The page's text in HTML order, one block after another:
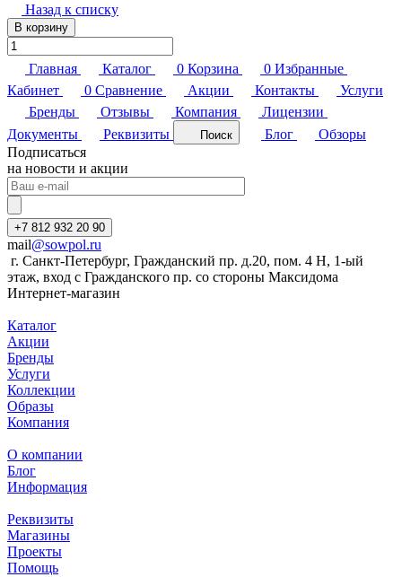
Назад к списку
В корзину
Главная Каталог 0 Корзина 0 Избранные
Кабинет
0 Сравнение Акции Контакты
Услуги
Бренды
Отзывы Компания
Лицензии
Документы
Реквизиты Поиск Блог
Обзоры
Подписаться
на новости и акции
+7 812 932 20 90
mail@sowpol.ru
г. Санкт-Петербург, Гражданский пр. д.20, пом. 4 Н, 1-ый
этаж, вход с Гражданского пр. со стороны Максидома
Интернет-магазин
Каталог
Акции
Бренды
Услуги
Коллекции
Образы
Компания
О компании
Блог
Информация
Реквизиты
Магазины
Проекты
Помощь